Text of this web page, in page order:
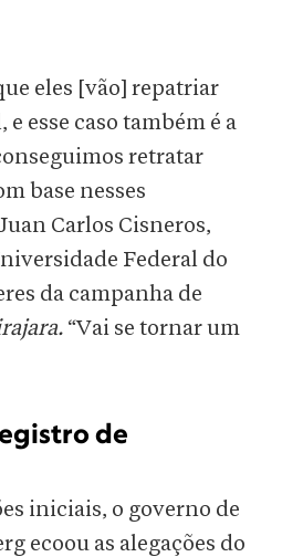
eles [vão] repatriar
esse caso também é a
retratar
base nesses
Carlos Cisneros,
Federal do
da campanha de
“Vai se tornar um
de
iniciais, o governo de
ecoou as alegações do